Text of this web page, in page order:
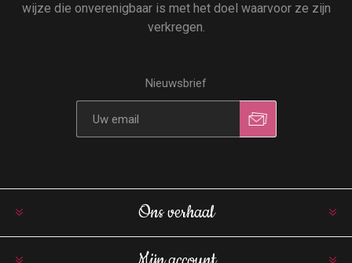
wijze die onverenigbaar is met het doel waarvoor ze zijn
verkregen.
Nieuwsbrief
Ons verhaal